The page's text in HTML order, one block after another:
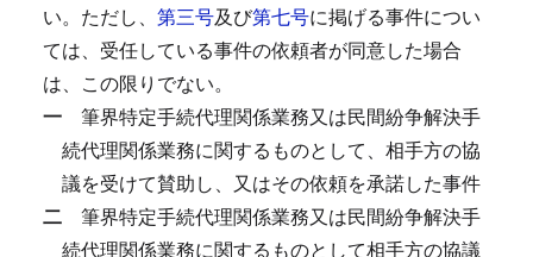
い。 ただし、 第三号及び第七号に掲げる事件につい
ては、受任している事件の依頼者が同意した場合
は、この限りでない。
一 筆界特定手続代理関係業務又は民間紛争解決手
続代理関係業務に関するものとして、相手方の協
議を受けて賛助し、又はその依頼を承諾した事件
二 筆界特定手続代理関係業務又は民間紛争解決手
続代理関係業務に関するものとして相手方の協議